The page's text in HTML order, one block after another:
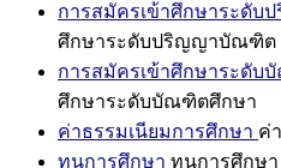
การสมัครเข้าศึกษาระดั
ศึกษาระดับปริญญาบัณฑิต
การสมัครเข้าศึกษาระดับ
ศึกษาระดับบัณฑิตศึกษา
ค่าธรรมเนียมการศึกษา ค่
ทุนการศึกษา ทุนการศึกษา